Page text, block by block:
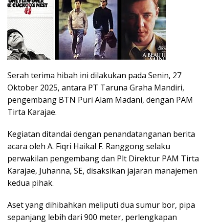
Serah terima hibah ini dilakukan pada Senin, 27
Oktober 2025, antara PT Taruna Graha Mandiri,
pengembang BTN Puri Alam Madani, dengan PAM
Tirta Karajae.
Kegiatan ditandai dengan penandatanganan berita
acara oleh A. Fiqri Haikal F. Ranggong selaku
perwakilan pengembang dan Plt Direktur PAM Tirta
Karajae, Juhanna, SE, disaksikan jajaran manajemen
kedua pihak.
Aset yang dihibahkan meliputi dua sumur bor, pipa
sepanjang lebih dari 900 meter, perlengkapan